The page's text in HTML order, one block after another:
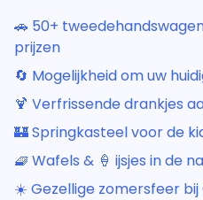
🚗 50+
prijzen
🔄 Mogelijkheid om uw
🍹 Verfrissende drankjes
🏰 Springkasteel voor de
🧇 Wafels & 🍦 ijsjes in de
☀️ Gezellige zomersfeer bij